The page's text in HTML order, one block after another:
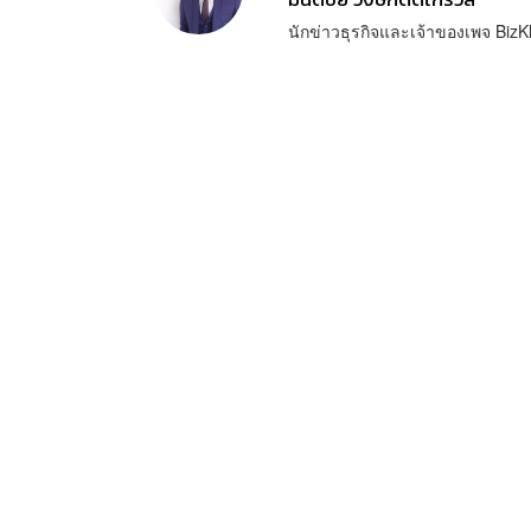
นักข่าวธุรกิจและเจ้าของเพจ